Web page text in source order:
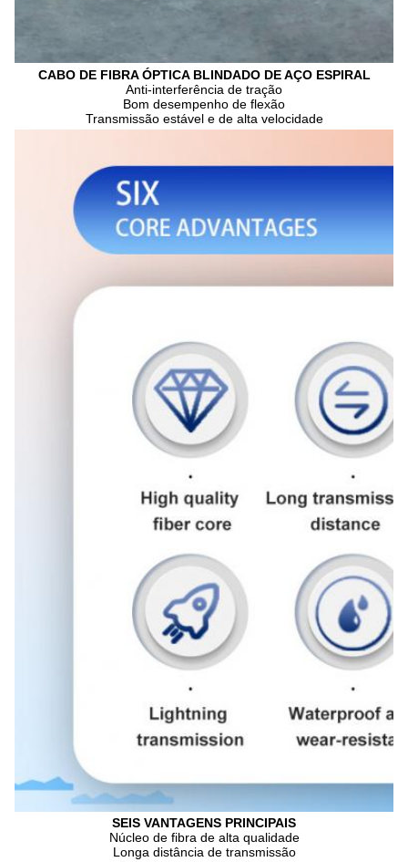
CABO DE FIBRA ÓPTICA BLINDADO DE AÇO ESPIRAL
Anti-interferência de tração
Bom desempenho de flexão
Transmissão estável e de alta velocidade
SEIS VANTAGENS PRINCIPAIS
Núcleo de fibra de alta qualidade
Longa distância de transmissão